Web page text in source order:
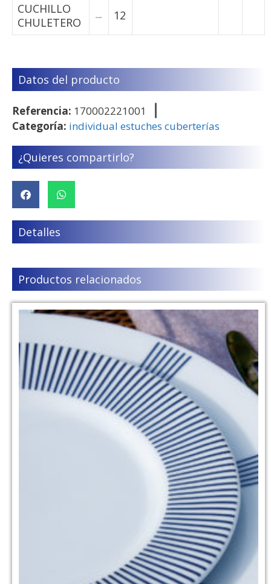
CUCHILLO
CHULETERO
12
Datos del producto
Referencia: 170002221001
Categoría: individual estuches cuberterías
¿Quieres compartirlo?
Detalles
Productos relacionados